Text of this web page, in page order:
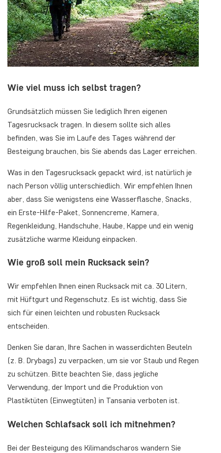
Wie viel muss ich selbst tragen?
Grundsätzlich müssen Sie lediglich Ihren eigenen
Tagesrucksack tragen. In diesem sollte sich alles
befinden, was Sie im Laufe des Tages während der
Besteigung brauchen, bis Sie abends das Lager erreichen.
Was in den Tagesrucksack gepackt wird, ist natürlich je
nach Person völlig unterschiedlich. Wir empfehlen Ihnen
aber, dass Sie wenigstens eine Wasserflasche, Snacks,
ein Erste-Hilfe-Paket, Sonnencreme, Kamera,
Regenkleidung, Handschuhe, Haube, Kappe und ein wenig
zusätzliche warme Kleidung einpacken.
Wie groß soll mein Rucksack sein?
Wir empfehlen Ihnen einen Rucksack mit ca. 30 Litern,
mit Hüftgurt und Regenschutz. Es ist wichtig, dass Sie
sich für einen leichten und robusten Rucksack
entscheiden.
Denken Sie daran, Ihre Sachen in wasserdichten Beuteln
(z. B. Drybags) zu verpacken, um sie vor Staub und Regen
zu schützen. Bitte beachten Sie, dass jegliche
Verwendung, der Import und die Produktion von
Plastiktüten (Einwegtüten) in Tansania verboten ist.
Welchen Schlafsack soll ich mitnehmen?
Bei der Besteigung des Kilimandscharos wandern Sie